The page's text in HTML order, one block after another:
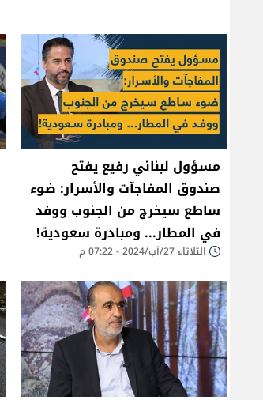
مسؤول لبناني رفيع يفتح
صندوق المفاجآت والأسرار: ضوء
ساطع سيخرج من الجنوب ووفد
في المطار... ومبادرة سعودية!
الثلاثاء 27/آب/2024 - 07:22 م